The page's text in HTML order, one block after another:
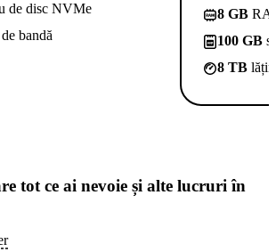
de disc NVMe
bandă
8 GB
100 GB
8 TB
tot ce ai nevoie și alte lucruri în